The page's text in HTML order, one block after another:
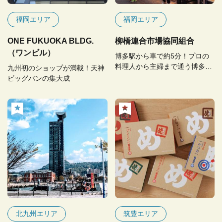
福岡エリア
ONE FUKUOKA BLDG.
（ワンビル）
九州初のショップが満載！天神
ビッグバンの集大成
福岡エリア
柳橋連合市場協同組合
博多駅から車で約5分！プロの
料理人から主婦まで通う博多の
北九州エリア 筑豊エリア